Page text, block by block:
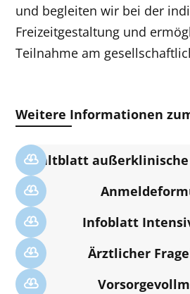
und begleiten wir bei der
Freizeitgestaltung und
Teilnahme am
Weitere Informationen
Faltblatt
Infoblatt
Ärztlicher